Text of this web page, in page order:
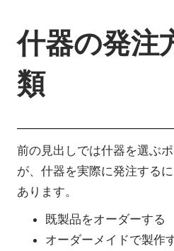
什器の発注
類
前の見出しでは什器を選ぶ
が、什器を実際に発注する
あります。
既製品をオーダーする
オーダーメイドで製作